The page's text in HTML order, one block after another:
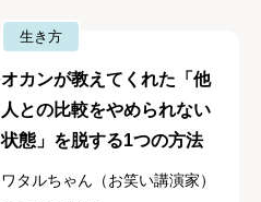
生き方
オカンが教えてくれた「他
人との比較をやめられない
状態」を脱する1つの方法
ワタルちゃん（お笑い講演家）